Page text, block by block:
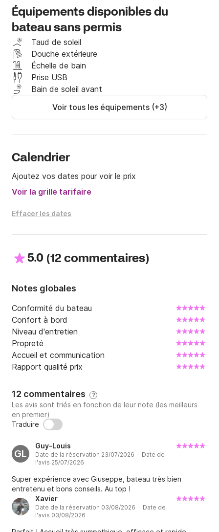
Équipements disponibles du
bateau sans permis
Taud de soleil
Douche extérieure
Échelle de bain
Prise USB
Bain de soleil avant
Voir tous les équipements (+3)
Calendrier
Ajoutez vos dates pour voir le prix
Voir la grille tarifaire
Effacer les dates
5.0 (12 commentaires)
Notes globales
Conformité du bateau
Confort à bord
Niveau d'entretien
Propreté
Accueil et communication
Rapport qualité prix
12 commentaires ?
Les avis sont triés en fonction de leur note (les meilleurs
en premier)
Traduire
GL
Guy-Louis
Date de la réservation 23/07/2026 · Date de
l'avis 25/07/2026
Super expérience avec Giuseppe, bateau très bien
entretenu et bons conseils. Au top !
Xavier
Date de la réservation 03/08/2026 · Date de
l'avis 03/08/2026